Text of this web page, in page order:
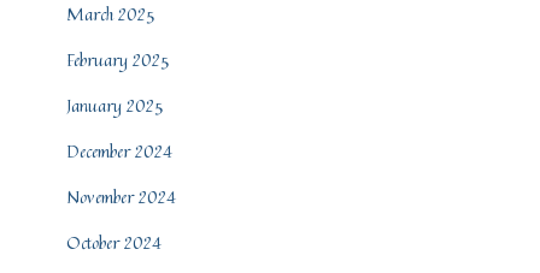
March 2025
February 2025
January 2025
December 2024
November 2024
October 2024